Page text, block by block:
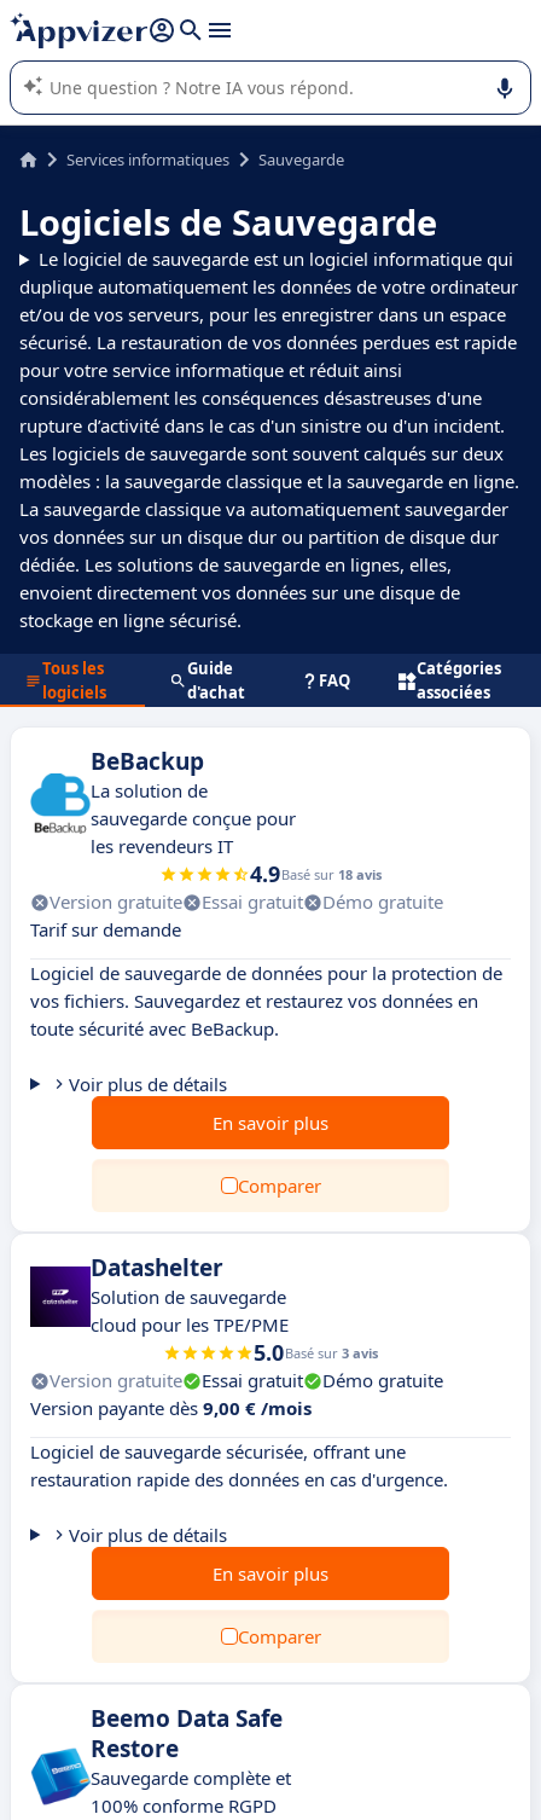
répondre (plusieurs lignes avec
L'IA de Appvizer vous guide dans l'utilisation ou la sélection de
logiciel SaaS en entreprise.
Services informatiques Sauvegarde
Logiciels de Sauvegarde
Le logiciel de sauvegarde est un logiciel informatique qui
duplique automatiquement les données de votre ordinateur
et/ou de vos serveurs, pour les enregistrer dans un espace
sécurisé. La restauration de vos données perdues est rapide
pour votre service informatique et réduit ainsi
considérablement les conséquences désastreuses d'une
rupture d’activité dans le cas d'un sinistre ou d'un incident.
Les logiciels de sauvegarde sont souvent calqués sur deux
modèles : la sauvegarde classique et la sauvegarde en ligne.
La sauvegarde classique va automatiquement sauvegarder
vos données sur un disque dur ou partition de disque dur
dédiée. Les solutions de sauvegarde en lignes, elles,
envoient directement vos données sur une disque de
stockage en ligne sécurisé.
Tous les
logiciels
Guide
d'achat
FAQ
Catégories
associées
BeBackup
La solution de
sauvegarde conçue pour
les revendeurs IT
4.9Basé sur 18 avis
Version gratuite Essai gratuit
Démo gratuite
Tarif sur demande
Logiciel de sauvegarde de données pour la protection de
vos fichiers. Sauvegardez et restaurez vos données en
toute sécurité avec BeBackup.
Voir plus de détails
En savoir plus
Comparer
Datashelter
Solution de sauvegarde
cloud pour les TPE/PME
5.0Basé sur 3 avis
Version gratuite Essai gratuit
Démo gratuite
Version payante dès 9,00 € /mois
Logiciel de sauvegarde sécurisée, offrant une
restauration rapide des données en cas d'urgence.
Voir plus de détails
En savoir plus
Comparer
Beemo Data Safe
Restore
Sauvegarde complète et
100% conforme RGPD